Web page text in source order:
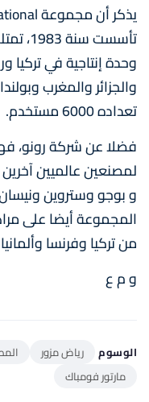
وحدة إنتاجية في تركيا
والجزائر والمغرب
تعداده 6000 مستخدم.
فضلا عن شركة رونو،
لمصنعين عالميين
و بوجو وستروين
المجموعة أيضا على
من تركيا وفرنسا
و م ع
الوسوم رياض مزور
مارتور فومباك